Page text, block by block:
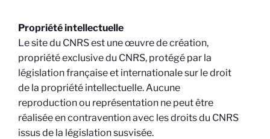
Propriété intellectuelle
Le site du CNRS est une œuvre de création,
propriété exclusive du CNRS, protégé par la
législation française et internationale sur le droit
de la propriété intellectuelle. Aucune
reproduction ou représentation ne peut être
réalisée en contravention avec les droits du CNRS
issus de la législation susvisée.